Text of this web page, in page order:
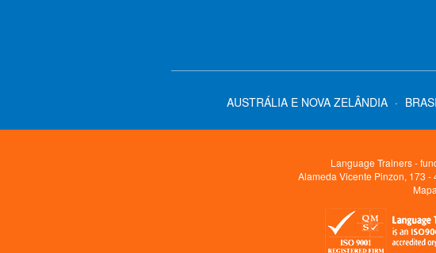
AUSTRÁLIA E NOVA ZELÂNDIA ·
Language Trainers -
Alameda Vicente Pinzon, 173 -